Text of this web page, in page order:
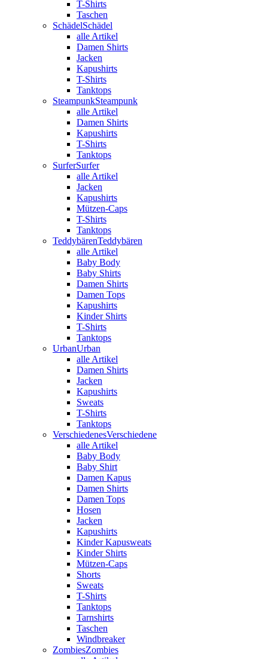
T-Shirts
Taschen
SchädelSchädel
alle Artikel
Damen Shirts
Jacken
Kapushirts
T-Shirts
Tanktops
SteampunkSteampunk
alle Artikel
Damen Shirts
Kapushirts
T-Shirts
Tanktops
SurferSurfer
alle Artikel
Jacken
Kapushirts
Mützen-Caps
T-Shirts
Tanktops
TeddybärenTeddybären
alle Artikel
Baby Body
Baby Shirts
Damen Shirts
Damen Tops
Kapushirts
Kinder Shirts
T-Shirts
Tanktops
UrbanUrban
alle Artikel
Damen Shirts
Jacken
Kapushirts
Sweats
T-Shirts
Tanktops
VerschiedenesVerschiedene
alle Artikel
Baby Body
Baby Shirt
Damen Kapus
Damen Shirts
Damen Tops
Hosen
Jacken
Kapushirts
Kinder Kapusweats
Kinder Shirts
Mützen-Caps
Shorts
Sweats
T-Shirts
Tanktops
Tarnshirts
Taschen
Windbreaker
ZombiesZombies